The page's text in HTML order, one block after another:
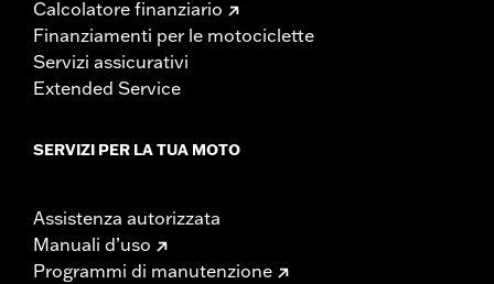
Calcolatore finanziario
Finanziamenti per le motociclette
Servizi assicurativi
Extended Service
SERVIZI PER LA TUA MOTO
Assistenza autorizzata
Manuali d’uso
Programmi di manutenzione